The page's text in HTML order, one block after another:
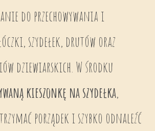
do przechowywania i
szydełek, drutów oraz
dziewiarskich. W środku
kieszonkę na szydełka,
porządek i szybko odnaleźć